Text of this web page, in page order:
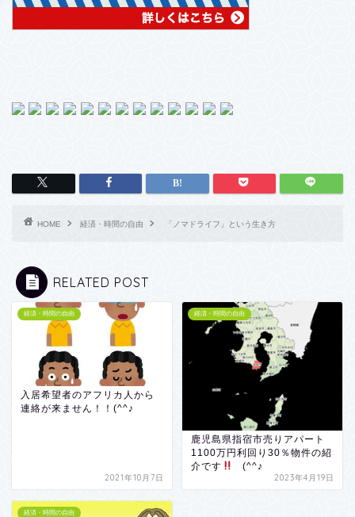
HOME 経済・時間の自由 「ノマドライフ」という生き方
RELATED POST
経済・時間の自由
入居希望者のアフリカ人から
連絡が来ません！！(^^♪
2021年10月7日
経済・時間の自由
鹿児島県指宿市売りアパート
1100万円利回り30％物件の紹
介です
(^^♪
2023年4月19日
経済・時間の自由